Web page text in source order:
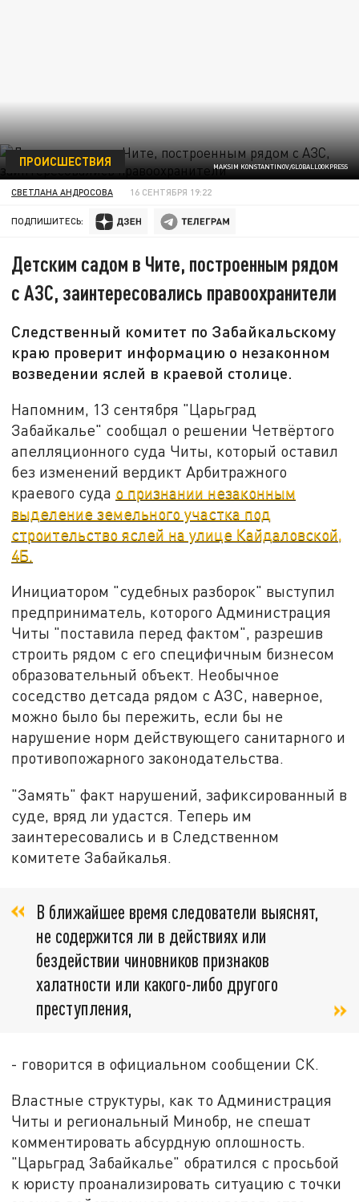
MAKSIM KONSTANTINOV/GLOBALLOOKPRESS
ПРОИСШЕСТВИЯ
СВЕТЛАНА АНДРОСОВА 16 СЕНТЯБРЯ 19:22
ПОДПИШИТЕСЬ:
Детским садом в Чите, построенным рядом
с АЗС, заинтересовались правоохранители
Следственный комитет по Забайкальскому
краю проверит информацию о незаконном
возведении яслей в краевой столице.
Напомним, 13 сентября "Царьград
Забайкалье" сообщал о решении Четвёртого
апелляционного суда Читы, который оставил
без изменений вердикт Арбитражного
краевого суда о признании незаконным
выделение земельного участка под
строительство яслей на улице Кайдаловской,
4Б.
Инициатором "судебных разборок" выступил
предприниматель, которого Администрация
Читы "поставила перед фактом", разрешив
строить рядом с его специфичным бизнесом
образовательный объект. Необычное
соседство детсада рядом с АЗС, наверное,
можно было бы пережить, если бы не
нарушение норм действующего санитарного и
противопожарного законодательства.
"Замять" факт нарушений, зафиксированный в
суде, вряд ли удастся. Теперь им
заинтересовались и в Следственном
комитете Забайкалья.
В ближайшее время следователи выяснят,
не содержится ли в действиях или
бездействии чиновников признаков
халатности или какого-либо другого
преступления,
- говорится в официальном сообщении СК.
Властные структуры, как то Администрация
Читы и региональный Минобр, не спешат
комментировать абсурдную оплошность.
"Царьград Забайкалье" обратился с просьбой
к юристу проанализировать ситуацию с точки